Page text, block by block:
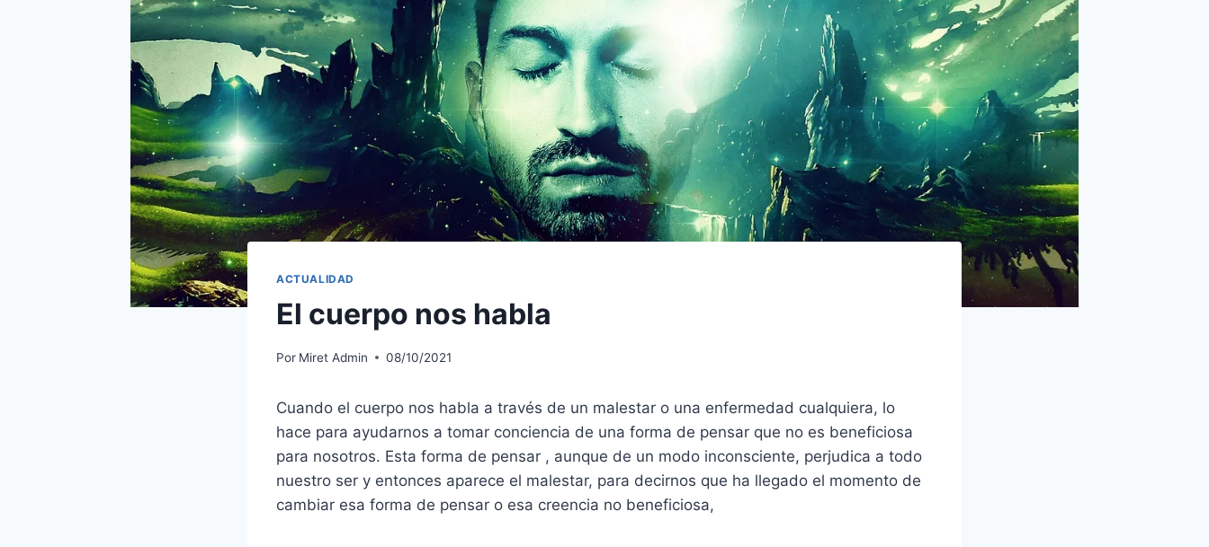
ACTUALIDAD
El cuerpo nos habla
Por Miret Admin 08/10/2021
Cuando el cuerpo nos habla a través de un malestar o una enfermedad cualquiera, lo
hace para ayudarnos a tomar conciencia de una forma de pensar que no es beneficiosa
para nosotros. Esta forma de pensar , aunque de un modo inconsciente, perjudica a todo
nuestro ser y entonces aparece el malestar, para decirnos que ha llegado el momento de
cambiar esa forma de pensar o esa creencia no beneficiosa,